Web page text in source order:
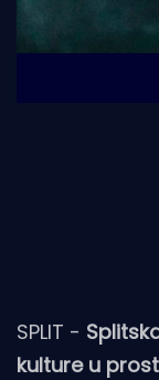
SPLIT -
kulture u